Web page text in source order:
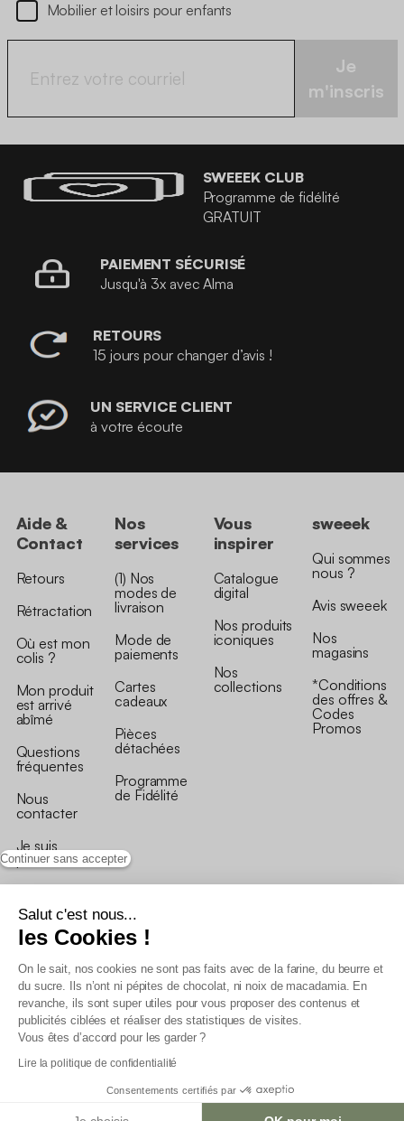
Continuer sans accepter
Salut c'est nous...
les Cookies !
On le sait, nos cookies ne sont pas faits avec de la farine, du beurre et
du sucre. Ils n’ont ni pépites de chocolat, ni noix de macadamia. En
revanche, ils sont super utiles pour vous proposer des contenus et
publicités ciblées et réaliser des statistiques de visites.
Vous êtes d’accord pour les garder ?
Lire la politique de confidentialité
Consentements certifiés par
Mobilier et loisirs pour enfants
Je
m'inscris
SWEEEK CLUB
Programme de fidélité
GRATUIT
PAIEMENT SÉCURISÉ
Jusqu'à 3x avec Alma
RETOURS
15 jours pour changer d’avis !
UN SERVICE CLIENT
à votre écoute
Aide &
Contact
Retours
Rétractation
Où est mon
colis ?
Mon produit
est arrivé
abîmé
Questions
fréquentes
Nous
contacter
Je suis
professionnel
Nos
services
(1) Nos
modes de
livraison
Mode de
paiements
Cartes
cadeaux
Pièces
détachées
Programme
de Fidélité
Vous
inspirer
Catalogue
digital
Nos produits
iconiques
Nos
collections
sweeek
Qui sommes
nous ?
Avis sweeek
Nos
magasins
*Conditions
des offres &
Codes
Promos
Conditions générales de vente
Conditions générales du programme de fidélité
Charte de données personnelles
Conditions générales de vente Pro
Déclaration d’accessibilité